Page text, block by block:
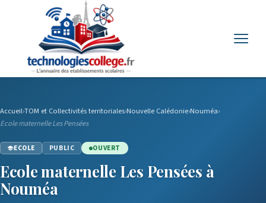
Accueil›TOM et Collectivités territoriales›Nouvelle Calédonie›Nouméa›
Ecole maternelle Les Pensées
ECOLE PUBLIC OUVERT
Ecole maternelle Les Pensées à
Nouméa